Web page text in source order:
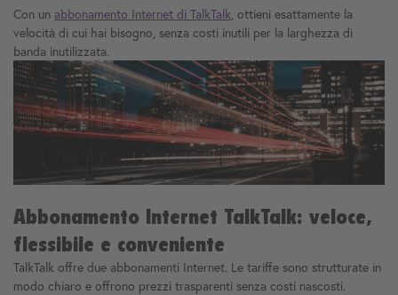
Con un abbonamento Internet di TalkTalk, ottieni esattamente la
velocità di cui hai bisogno, senza costi inutili per la larghezza di
banda inutilizzata.
Abbonamento Internet TalkTalk: veloce,
flessibile e conveniente
TalkTalk offre due abbonamenti Internet. Le tariffe sono strutturate in
modo chiaro e offrono prezzi trasparenti senza costi nascosti.